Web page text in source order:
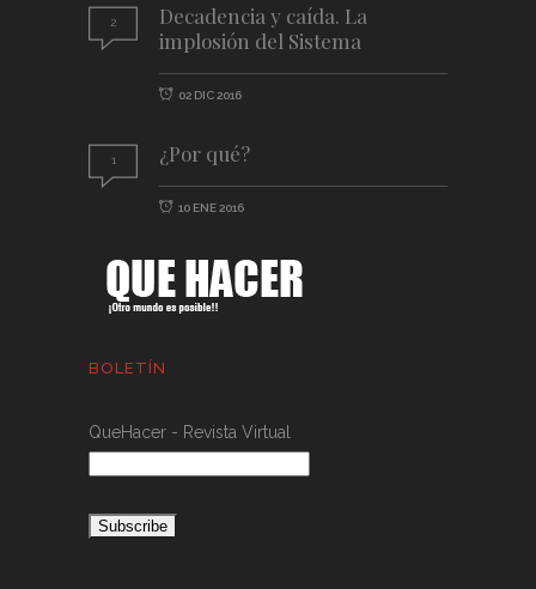
2
Decadencia y caída. La
implosión del Sistema
02 DIC 2016
1 ¿Por qué?
10 ENE 2016
BOLETÍN
QueHacer - Revista Virtual